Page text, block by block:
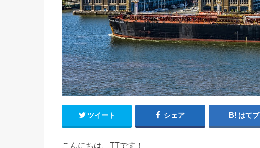
ツイート シェア はてブ
こんにちは、TTです！